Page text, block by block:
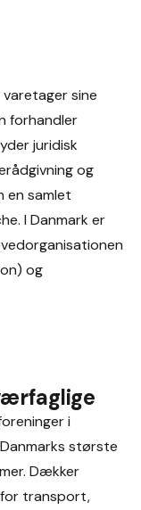
sine
forhandler
juridisk
og
en samlet
I Danmark er
og
i
største
Dækker
transport,